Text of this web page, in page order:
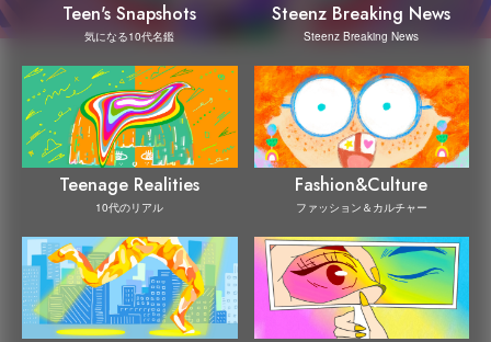
Teen's Snapshots
気になる10代名鑑
Steenz Breaking News
Steenz Breaking News
Teenage Realities
10代のリアル
Fashion&Culture
ファッション＆カルチャー